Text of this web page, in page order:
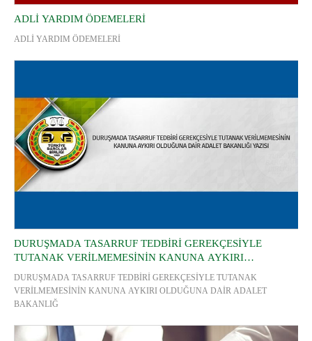
ADLİ YARDIM ÖDEMELERİ
ADLİ YARDIM ÖDEMELERİ
DURUŞMADA TASARRUF TEDBİRİ GEREKÇESİYLE
TUTANAK VERİLMEMESİNİN KANUNA AYKIRI
OLDUĞUNA DAİR ADALET BAKANLIĞI YAZISI
DURUŞMADA TASARRUF TEDBİRİ GEREKÇESİYLE TUTANAK
VERİLMEMESİNİN KANUNA AYKIRI OLDUĞUNA DAİR ADALET
BAKANLIĞ